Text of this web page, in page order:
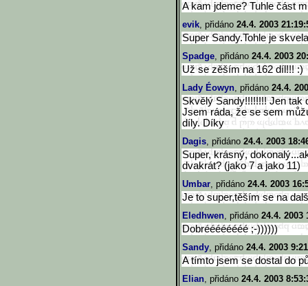
A kam jdeme? Tuhle část
evik, přidáno 24.4. 2003
Super Sandy.Tohle je
Spadge, přidáno 24.4. 2003
Už se zěším na 162 díl!!! :)
Lady Éowyn, přidáno 24.4.
Skvělý Sandy!!!!!!!! Jen tak
Jsem ráda, že se sem
díly. Díky
Dagis, přidáno 24.4. 2003
Super, krásný,
dvakrát? (jako 7 a jako 11)
Umbar, přidáno 24.4. 2003
Je to super,těším se na
Eledhwen, přidáno 24.4. 2003
Dobréééééééé ;-))))))
Sandy, přidáno 24.4. 2003
A tímto jsem se dostal do
Elian, přidáno 24.4. 2003